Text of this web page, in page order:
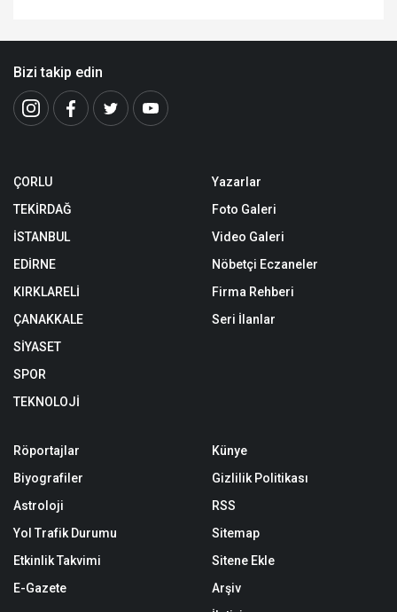
Bizi takip edin
ÇORLU
TEKİRDAĞ
İSTANBUL
EDİRNE
KIRKLARELİ
ÇANAKKALE
SİYASET
SPOR
TEKNOLOJİ
Yazarlar
Foto Galeri
Video Galeri
Nöbetçi Eczaneler
Firma Rehberi
Seri İlanlar
Röportajlar
Biyografiler
Astroloji
Yol Trafik Durumu
Etkinlik Takvimi
E-Gazete
Künye
Gizlilik Politikası
RSS
Sitemap
Sitene Ekle
Arşiv